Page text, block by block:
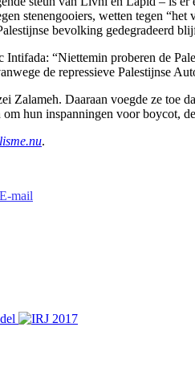
stenengooiers, wetten tegen
bevolking gedegradeerd
“Niettemin proberen de
de repressieve Palestijnse
Zalameh. Daaraan voegde ze toe
hun inspanningen voor boycot,
.